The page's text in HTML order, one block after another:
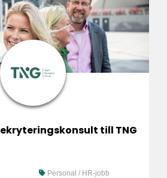
till TNG
Personal / HR-jobb